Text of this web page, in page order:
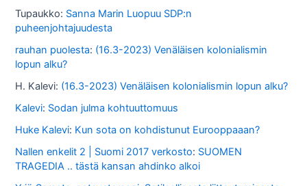
Tupaukko: Sanna Marin Luopuu SDP:n
puheenjohtajuudesta
rauhan puolesta: (16.3-2023) Venäläisen kolonialismin
lopun alku?
H. Kalevi: (16.3-2023) Venäläisen kolonialismin lopun alku?
Kalevi: Sodan julma kohtuuttomuus
Huke Kalevi: Kun sota on kohdistunut Eurooppaaan?
Nallen enkelit 2 | Suomi 2017 verkosto: SUOMEN
TRAGEDIA .. tästä kansan ahdinko alkoi